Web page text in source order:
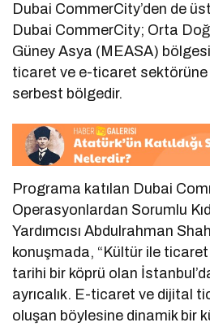
Dubai CommerCity’den de
Dubai CommerCity; Orta
Güney Asya (MEASA)
ticaret ve e-ticaret sektörüne
serbest bölgedir.
Programa katılan Dubai
Operasyonlardan Sorumlu
Yardımcısı Abdulrahman
konuşmada, “Kültür ile
tarihi bir köprü olan
ayrıcalık. E-ticaret ve dijital
oluşan böylesine dinamik bir